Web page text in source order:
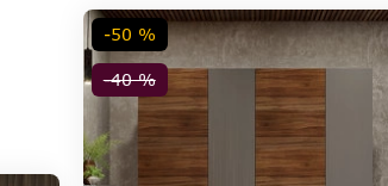
-40 %
-50 %